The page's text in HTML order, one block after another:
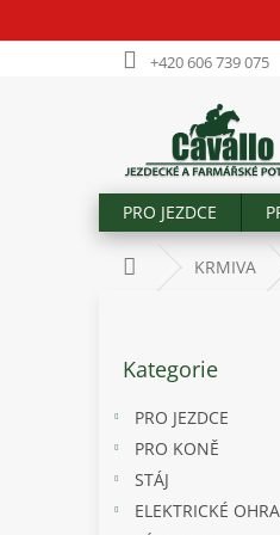
+420 606 739 075
PRO JEZDCE
Domů KRMIVA
kategorie
Kategorie
PRO JEZDCE
PRO KONĚ
STÁJ
ELEKTRICKÉ